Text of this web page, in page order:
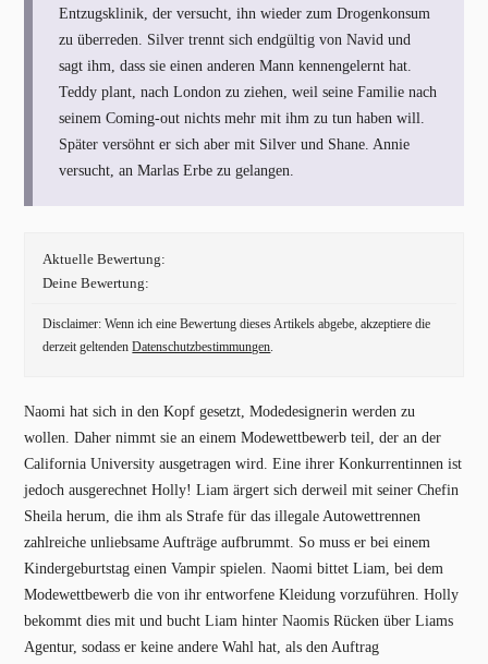
Entzugsklinik, der versucht, ihn wieder zum Drogenkonsum
zu überreden. Silver trennt sich endgültig von Navid und
sagt ihm, dass sie einen anderen Mann kennengelernt hat.
Teddy plant, nach London zu ziehen, weil seine Familie nach
seinem Coming-out nichts mehr mit ihm zu tun haben will.
Später versöhnt er sich aber mit Silver und Shane. Annie
versucht, an Marlas Erbe zu gelangen.
Aktuelle Bewertung:
Deine Bewertung:
Disclaimer: Wenn ich eine Bewertung dieses Artikels abgebe, akzeptiere die
derzeit geltendenDatenschutzbestimmungen.
Naomi hat sich in den Kopf gesetzt, Modedesignerin werden zu
wollen. Daher nimmt sie an einem Modewettbewerb teil, der an der
California University ausgetragen wird. Eine ihrer Konkurrentinnen ist
jedoch ausgerechnet Holly! Liam ärgert sich derweil mit seiner Chefin
Sheila herum, die ihm als Strafe für das illegale Autowettrennen
zahlreiche unliebsame Aufträge aufbrummt. So muss er bei einem
Kindergeburtstag einen Vampir spielen. Naomi bittet Liam, bei dem
Modewettbewerb die von ihr entworfene Kleidung vorzuführen. Holly
bekommt dies mit und bucht Liam hinter Naomis Rücken über Liams
Agentur, sodass er keine andere Wahl hat, als den Auftrag